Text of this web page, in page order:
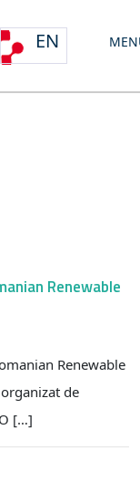
EN
Renewable
Renewable
de
[…]